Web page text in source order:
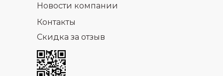
Новости компании
Контакты
Скидка за отзыв